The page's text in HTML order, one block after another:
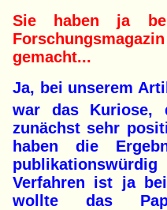
Sie haben ja bei
gemacht...
Ja, bei unserem
war das Kuriose,
zunächst sehr
haben die
Verfahren ist ja
wollte das